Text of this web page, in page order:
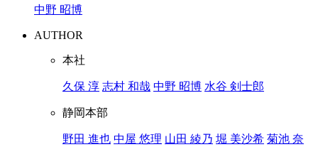
中野 昭博
AUTHOR
本社
久保 淳 志村 和哉 中野 昭博 水谷 剣士郎
静岡本部
野田 進也 中屋 悠理 山田 綾乃 堀 美沙希 菊池 奈